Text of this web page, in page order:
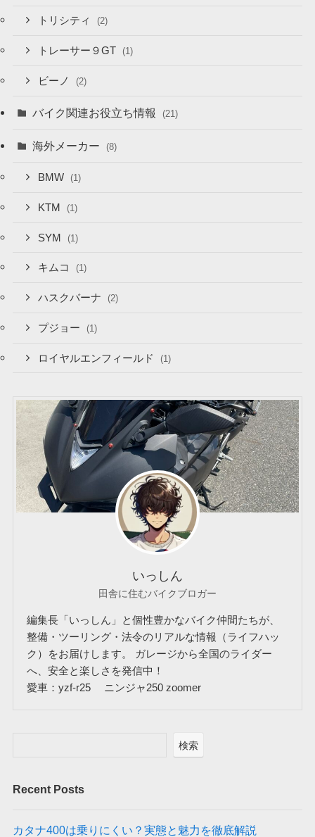
トリシティ (2)
トレーサー９GT (1)
ビーノ (2)
バイク関連お役立ち情報 (21)
海外メーカー (8)
BMW (1)
KTM (1)
SYM (1)
キムコ (1)
ハスクバーナ (2)
プジョー (1)
ロイヤルエンフィールド (1)
いっしん
田舎に住むバイクブロガー
編集長「いっしん」と個性豊かなバイク仲間たちが、
整備・ツーリング・法令のリアルな情報（ライフハッ
ク）をお届けします。 ガレージから全国のライダー
へ、安全と楽しさを発信中！
愛車：yzf-r25 ニンジャ250 zoomer
検索
Recent Posts
カタナ400は乗りにくい？実態と魅力を徹底解説